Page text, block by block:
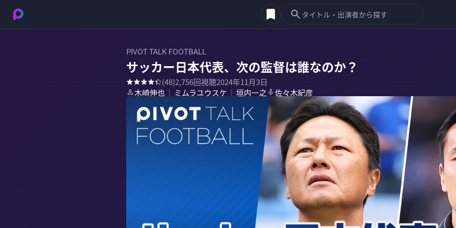
PIVOT TALK FOOTBALL
サッカー日本代表、次の監督は誰なのか？
(48)2,756回視聴2024年11月3日
木崎伸也 ｜ ミムラユウスケ ｜ 垣内一之 佐々木紀彦